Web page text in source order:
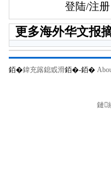
登陆/注册
更多海外华文报
銆�鍏充簬鎴戜滑銆�-銆�
鏈